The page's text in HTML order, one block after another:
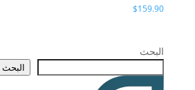
$159.90
البحث
البحث